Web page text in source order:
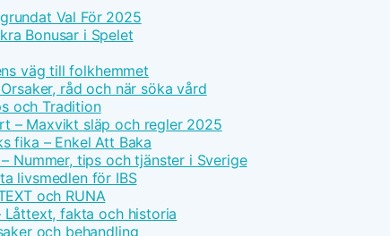
Val För 2025
Bonusar i Spelet
väg till folkhemmet
råd och när söka vård
och Tradition
– Maxvikt släp och regler 2025
fika – Enkel Att Baka
Nummer, tips och tjänster i Sverige
livsmedlen för IBS
och RUNA
Låttext, fakta och historia
och behandling